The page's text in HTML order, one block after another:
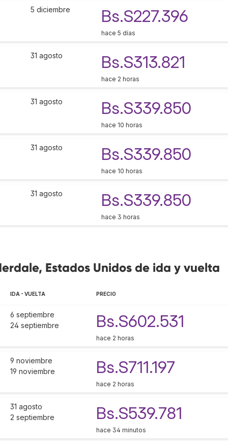
5 diciembre Bs.S227.396
hace 5 días
31 agosto Bs.S313.821
hace 2 horas
31 agosto Bs.S339.850
hace 10 horas
31 agosto Bs.S339.850
hace 10 horas
31 agosto Bs.S339.850
hace 3 horas
Estados Unidos de ida y vuelta
IDA - VUELTA PRECIO
6 septiembre
24 septiembre
Bs.S602.531
hace 2 horas
9 noviembre
19 noviembre
Bs.S711.197
hace 2 horas
31 agosto
2 septiembre
Bs.S539.781
hace 34 minutos